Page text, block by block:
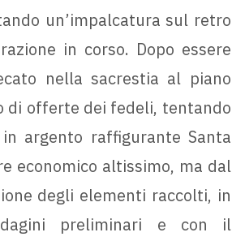
un’impalcatura sul retro
in corso. Dopo essere
nella sacrestia al piano
di offerte dei fedeli, tentando
argento raffigurante Santa
economico altissimo, ma dal
degli elementi raccolti, in
preliminari e con il